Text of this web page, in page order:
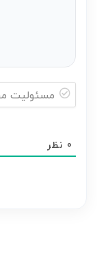
هر
0 نظر